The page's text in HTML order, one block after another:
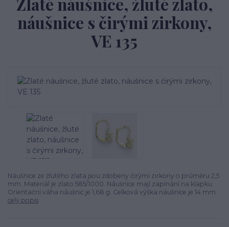
náušnice s čirými zirkony,
VE 135
Náušnice ze žlutého zlata jsou zdobeny čirými zirkony o průměru 2,5
mm. Materiál je zlato 585/1000. Náušnice mají zapínání na klapku.
Orientační váha náušnic je 1,68 g. Celková výška náušnice je 14 mm.
celý popis